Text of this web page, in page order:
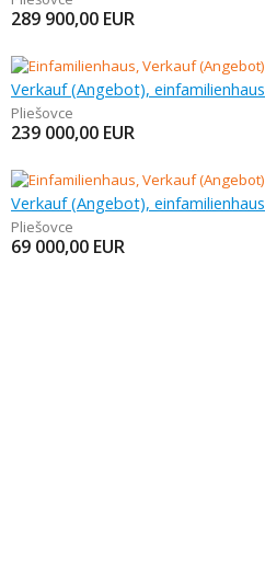
289 900,00 EUR
Verkauf (Angebot), einfamilienhaus
Pliešovce
239 000,00 EUR
Verkauf (Angebot), einfamilienhaus
Pliešovce
69 000,00 EUR